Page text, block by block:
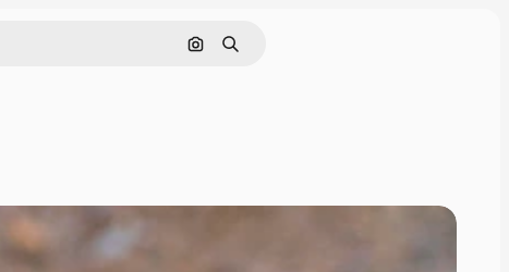
Pesquisar por imagem
Buscar